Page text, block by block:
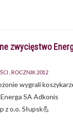
zwycięstwo
ROCZNIK 2012
wygrali
SA Adkonis
z o.o. Słupsk💪